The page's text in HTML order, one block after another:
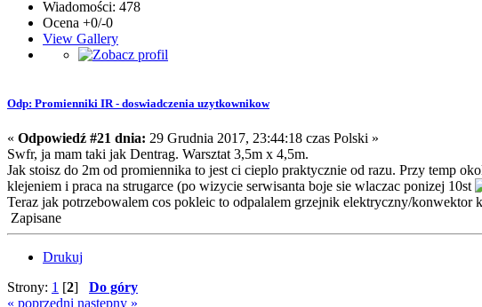
Wiadomości: 478
Ocena +0/-0
View Gallery
Odp: Promienniki IR - doswiadczenia uzytkownikow
« Odpowiedź #21 dnia: 29 Grudnia 2017, 23:44:18 czas Polski »
Swfr, ja mam taki jak Dentrag. Warsztat 3,5m x 4,5m.
Jak stoisz do 2m od promiennika to jest ci cieplo praktycznie od razu. Przy temp
klejeniem i praca na strugarce (po wizycie serwisanta boje sie wlaczac ponizej 10st
Teraz jak potrzebowalem cos pokleic to odpalalem grzejnik elektryczny/
Zapisane
Drukuj
Strony: 1 [2] Do góry
« poprzedni następny »